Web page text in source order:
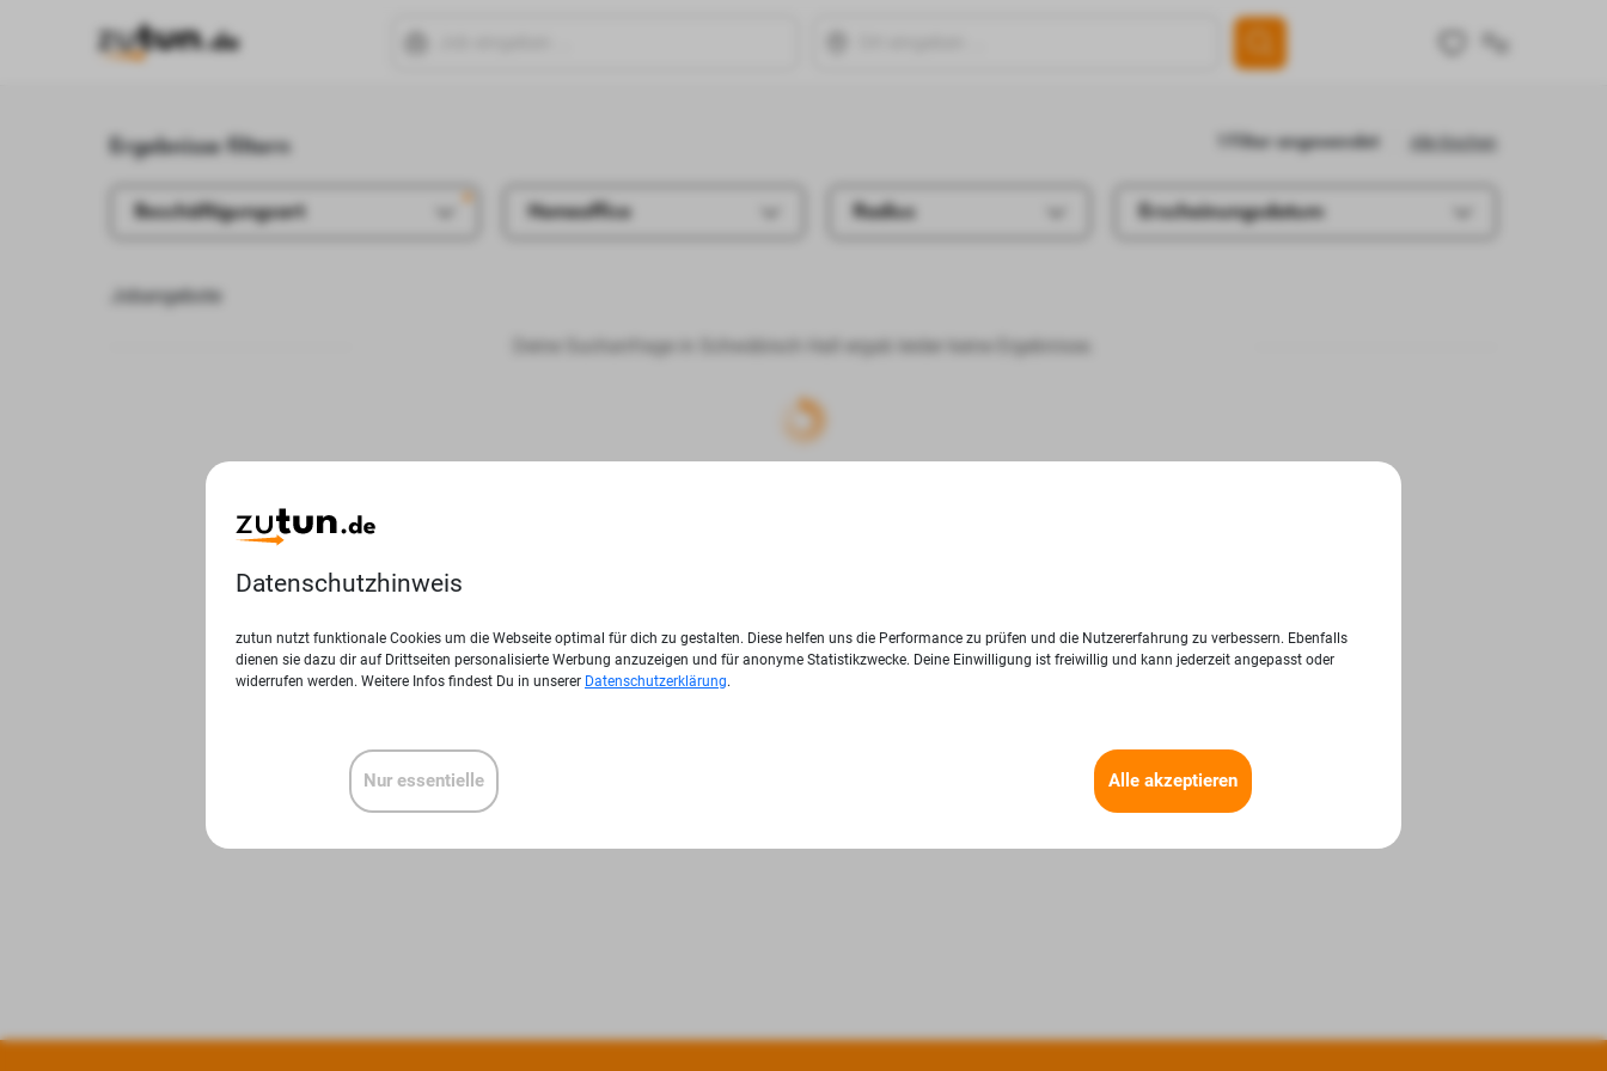
Ergebnisse filtern Alle löschen
1 Filter angewendet
Beschäftigungsart Homeoffice Radius Erscheinungsdatum
Jobangebote
Deine Suchanfrage in Schwäbisch Hall ergab leider keine Ergebnisse.
Datenschutzhinweis
zutun nutzt funktionale Cookies um die Webseite optimal für dich zu gestalten. Diese helfen uns die Performance zu prüfen und die Nutzererfahrung zu verbessern. Ebenfalls
dienen sie dazu dir auf Drittseiten personalisierte Werbung anzuzeigen und für anonyme Statistikzwecke. Deine Einwilligung ist freiwillig und kann jederzeit angepasst oder
widerrufen werden. Weitere Infos findest Du in unserer Datenschutzerklärung.
Alle akzeptieren
Nur essentielle